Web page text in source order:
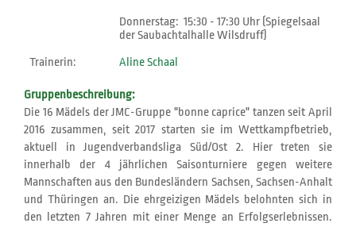
Donnerstag: 15:30 - 17:30 Uhr (Spiegelsaal
der Saubachtalhalle Wilsdruff)
Trainerin:
Aline Schaal
Gruppenbeschreibung:
Die 16 Mädels der JMC-Gruppe "bonne caprice" tanzen seit April
2016 zusammen, seit 2017 starten sie im Wettkampfbetrieb,
aktuell in Jugendverbandsliga Süd/Ost 2. Hier treten sie
innerhalb der 4 jährlichen Saisonturniere gegen weitere
Mannschaften aus den Bundesländern Sachsen, Sachsen-Anhalt
und Thüringen an. Die ehrgeizigen Mädels belohnten sich in
den letzten 7 Jahren mit einer Menge an Erfolgserlebnissen.